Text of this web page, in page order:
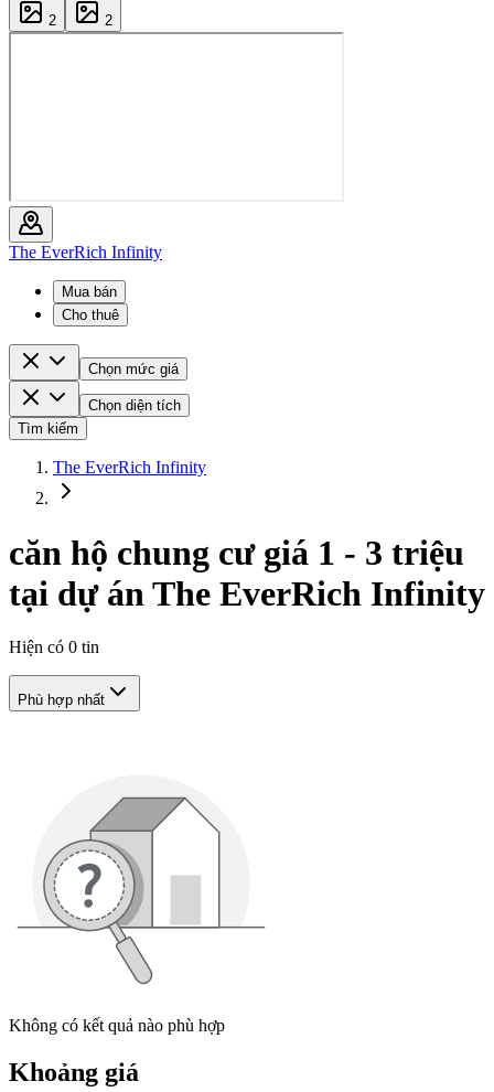
2 2
The EverRich Infinity
Mua bán
Cho thuê
Chọn mức giá
Chọn diện tích
Tìm kiếm
The EverRich Infinity
căn hộ chung cư giá 1 - 3 triệu
tại dự án The EverRich Infinity
Hiện có 0 tin
Phù hợp nhất
Không có kết quả nào phù hợp
Khoảng giá